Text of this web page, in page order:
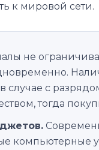
к мировой сети.
не
с
тогда